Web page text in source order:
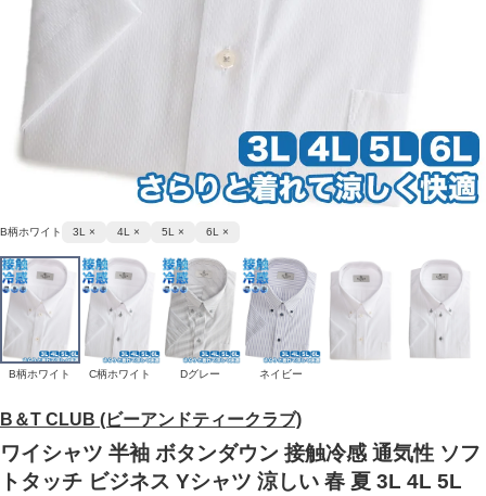
B＆T CLUB (ビーアンドティークラブ)
ワイシャツ 半袖 ボタンダウン 接触冷感 通気性 ソフ
トタッチ ビジネス Yシャツ 涼しい 春 夏 3L 4L 5L
B柄ホワイト 3L × 4L × 5L × 6L ×
B柄ホワイト C柄ホワイト Dグレー ネイビー